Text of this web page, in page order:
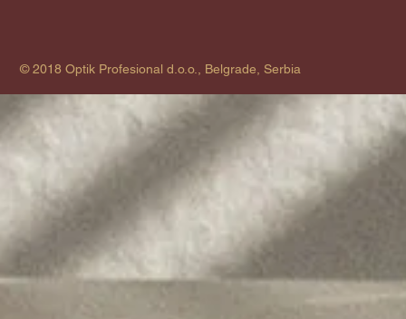
© 2018 Optik Profesional d.o.o., Belgrade, Serbia